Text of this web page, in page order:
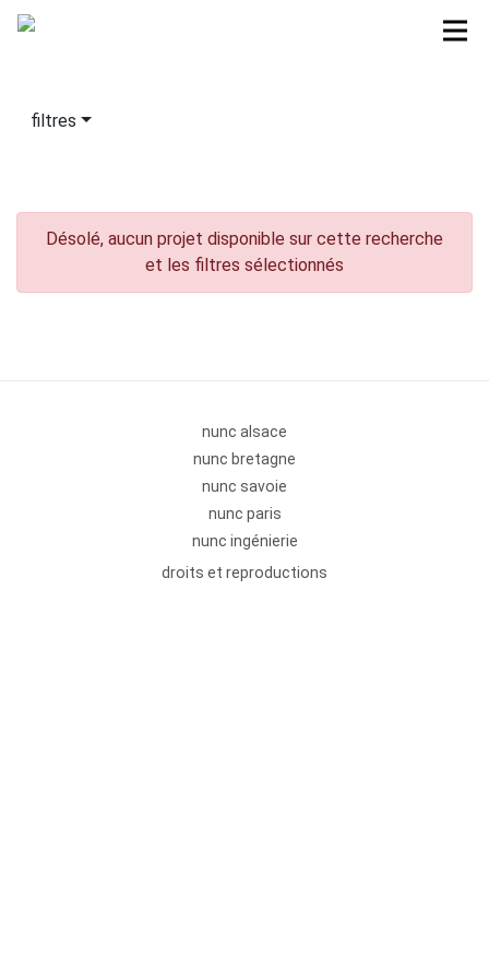
filtres
Désolé, aucun projet disponible sur cette recherche
et les filtres sélectionnés
nunc alsace
nunc bretagne
nunc savoie
nunc paris
nunc ingénierie
droits et reproductions